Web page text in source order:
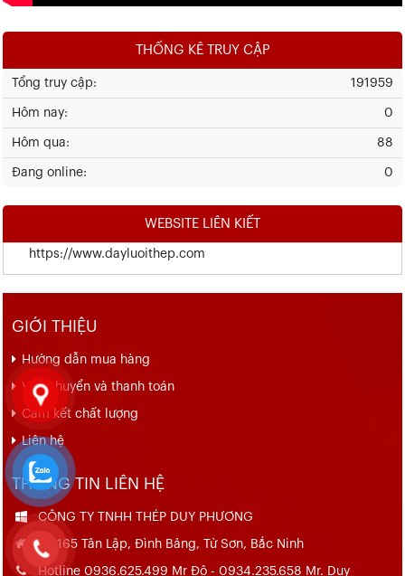
THỐNG KÊ TRUY CẬP
191959
Tổng truy cập:
0
Hôm nay:
88
Hôm qua:
0
Đang online:
WEBSITE LIÊN KIẾT
https://www.dayluoithep.com
GIỚI THIỆU
Hướng dẫn mua hàng
Vận chuyển và thanh toán
Cam kết chất lượng
Liên hệ
THÔNG TIN LIÊN HỆ
CÔNG TY TNHH THÉP DUY PHƯƠNG
Số 165 Tân Lập, Đình Bảng, Từ Sơn, Bắc Ninh
Hotline 0936.625.499 Mr Đô - 0934.235.658 Mr. Duy